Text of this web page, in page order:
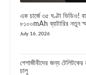
এক চার্জে ৩৫ ঘণ্টা ভিডিও!
৮১০০mAh ব্যাটারির নতুন
July 16, 2026
পেশাজীবীদের জন্য
চালু